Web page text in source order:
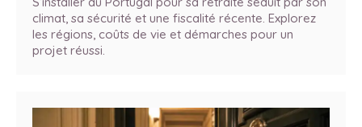
climat, sa sécurité et une fiscalité récente. Explorez
les régions, coûts de vie et démarches pour un
projet réussi.